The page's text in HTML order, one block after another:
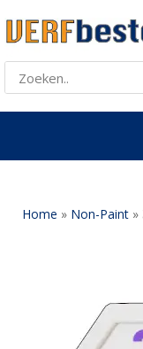
Home » Non-Paint »